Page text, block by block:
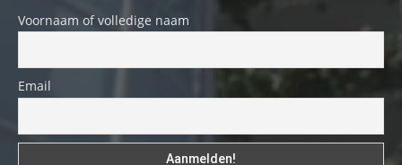
Voornaam of volledige naam
Email